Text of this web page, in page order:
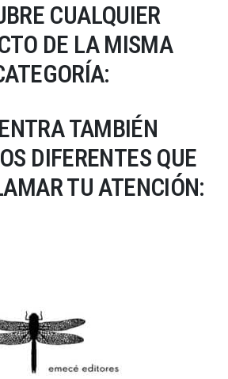
CUALQUIER
DE LA MISMA
TAMBIÉN
DIFERENTES QUE
TU ATENCIÓN: